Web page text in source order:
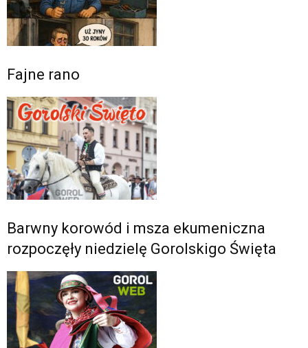
Fajne rano
Barwny korowód i msza ekumeniczna
rozpoczęły niedzielę Gorolskigo Święta